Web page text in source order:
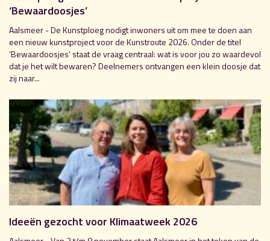
‘Bewaardoosjes’
Aalsmeer - De Kunstploeg nodigt inwoners uit om mee te doen aan
een nieuw kunstproject voor de Kunstroute 2026. Onder de titel
‘Bewaardoosjes' staat de vraag centraal: wat is voor jou zo waardevol
dat je het wilt bewaren? Deelnemers ontvangen een klein doosje dat
zij naar...
Ideeën gezocht voor Klimaatweek 2026